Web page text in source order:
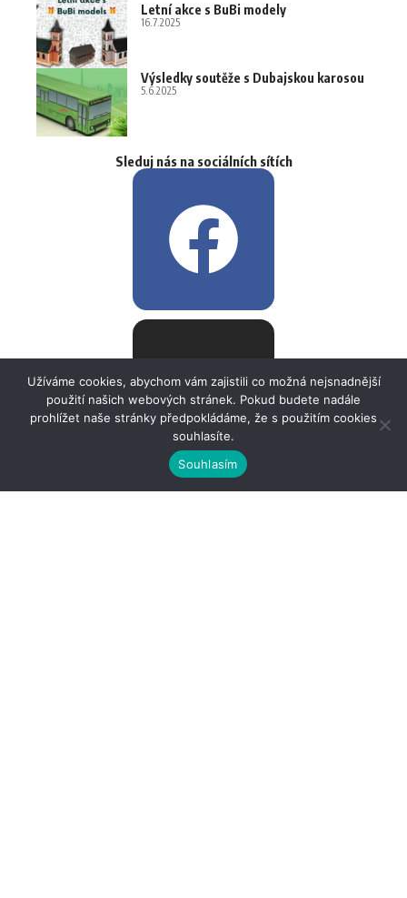
Letní akce s BuBi modely
16.7.2025
Výsledky soutěže s Dubajskou karosou
5.6.2025
Sleduj nás na sociálních sítích
Užíváme cookies, abychom vám zajistili co možná nejsnadnější
použití našich webových stránek. Pokud budete nadále
prohlížet naše stránky předpokládáme, že s použitím cookies
souhlasíte.
Souhlasím